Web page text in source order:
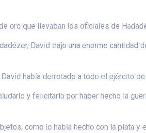
oro que llevaban los oficiales de
David trajo una enorme
había derrotado a todo el ejército
y felicitarlo por haber hecho la
como lo había hecho con la plata